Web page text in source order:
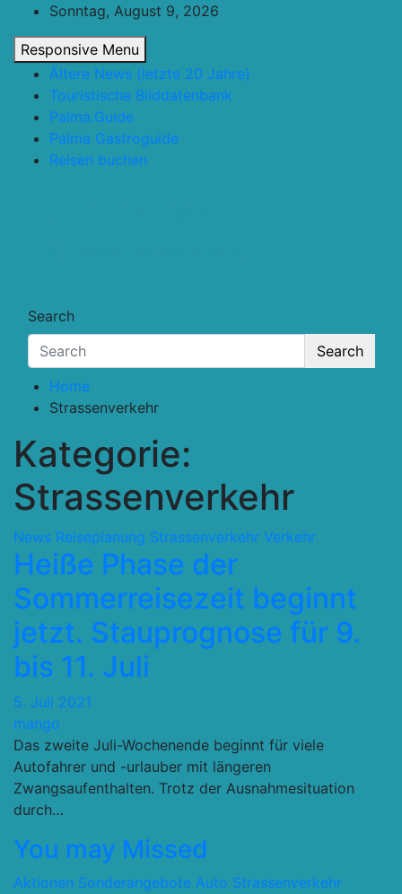
content
Sonntag, August 9, 2026
Responsive Menu
Ältere News (letzte 20 Jahre)
Touristische Bilddatenbank
Palma.Guide
Palma Gastroguide
Reisen buchen
Search
Search
Home
Strassenverkehr
Kategorie:
Strassenverkehr
News Reiseplanung Strassenverkehr Verkehr
Heiße Phase der
Sommerreisezeit beginnt
jetzt. Stauprognose für 9.
bis 11. Juli
5. Juli 2021
mango
Das zweite Juli-Wochenende beginnt für viele
Autofahrer und -urlauber mit längeren
Zwangsaufenthalten. Trotz der Ausnahmesituation
durch…
You may Missed
Aktionen Sonderangebote Auto Strassenverkehr